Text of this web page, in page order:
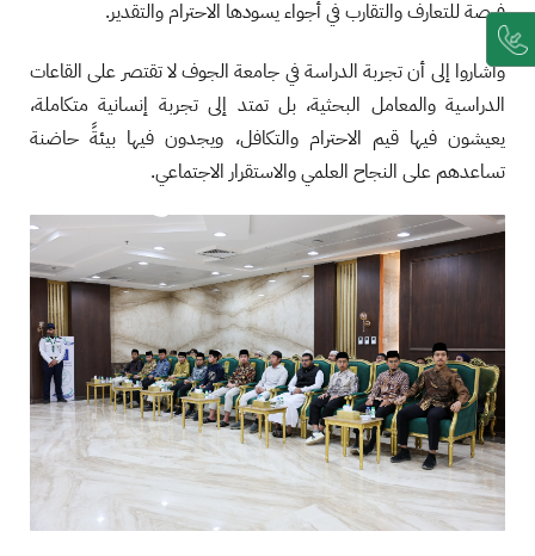
فرصة للتعارف والتقارب في أجواء يسودها الاحترام والتقدير.
وأشاروا إلى أن تجربة الدراسة في جامعة الجوف لا تقتصر على القاعات
الدراسية والمعامل البحثية، بل تمتد إلى تجربة إنسانية متكاملة،
يعيشون فيها قيم الاحترام والتكافل، ويجدون فيها بيئةً حاضنة
تساعدهم على النجاح العلمي والاستقرار الاجتماعي.